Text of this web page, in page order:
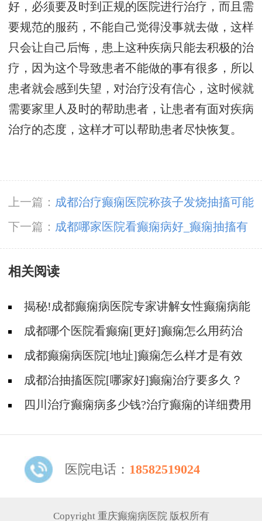
好，必须要及时到正规的医院进行治疗，而且需
要规范的服药，不能自己觉得没事就去做，这样
只会让自己后悔，患上这种疾病只能去积极的治
疗，因为这个导致患者不能做的事有很多，所以
患者就会感到失望，对治疗没有信心，这时候就
需要家里人及时的帮助患者，让患者有面对疾病
治疗的态度，这样才可以帮助患者尽快恢复。
上一篇： 成都治疗癫痫医院称孩子发烧抽搐可能
会导致脑损伤
下一篇： 成都哪家医院看癫痫病好_癫痫抽搐有
哪些危害
相关阅读
揭秘!成都癫痫病医院专家讲解女性癫痫病能
生育吗?
成都哪个医院看癫痫[更好]癫痫怎么用药治
疗?成都癫痫病医院[地址]癫痫怎么样才是有效
治疗?成都治抽搐医院[哪家好]癫痫治疗要多久？
四川治疗癫痫病多少钱?治疗癫痫的详细费用
医院电话： 18582519024
Copyright 重庆癫痫病医院 版权所有